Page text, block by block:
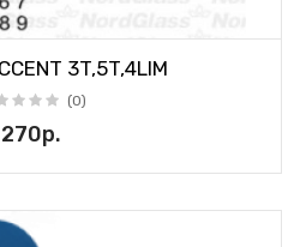
3T,5T,4LIM
(0)
270р.